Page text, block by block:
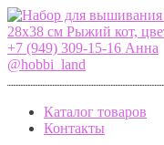
+7 (949) 309-15-16 Анна
@hobbi_land
Каталог товаров
Контакты